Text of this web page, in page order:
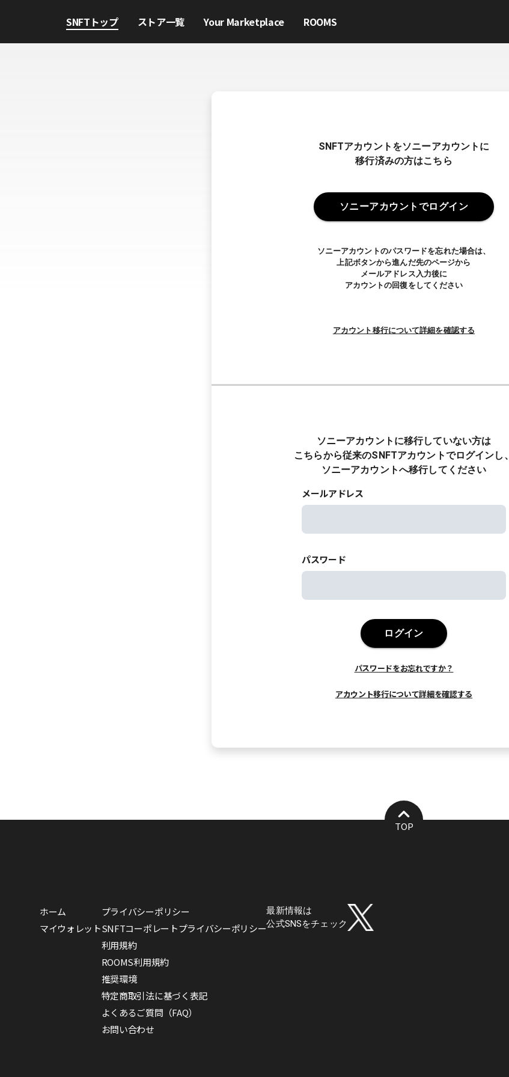
SNFTトップ ストア一覧 Your Marketplace ROOMS
SNFTアカウントをソニーアカウントに
移行済みの方はこちら
ソニーアカウントでログイン
ソニーアカウントのパスワードを忘れた場合は、
上記ボタンから進んだ先のページから
メールアドレス入力後に
アカウントの回復をしてください
アカウント移行について詳細を確認する
ソニーアカウントに移行していない方は
こちらから従来のSNFTアカウントでログインし、
ソニーアカウントへ移行してください
メールアドレス
パスワード
ログイン
パスワードをお忘れですか？
アカウント移行について詳細を確認する
TOP
ホーム
マイウォレット
プライバシーポリシー
SNFTコーポレートプライバシーポリシー
利用規約
ROOMS利用規約
推奨環境
特定商取引法に基づく表記
よくあるご質問（FAQ）
お問い合わせ
最新情報は
公式SNSをチェック